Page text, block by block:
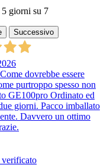
giorni su 7
Successivo
dovrebbe essere
purtroppo spesso non
GE100pro Ordinato ed
giorni. Pacco imballato
Davvero un ottimo